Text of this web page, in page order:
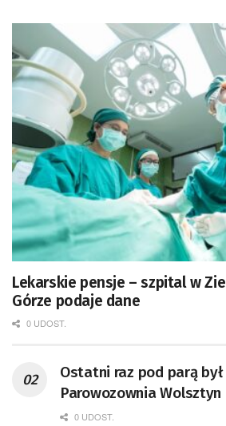
Lekarskie pensje – szpital w
Górze podaje dane
0 UDOST.
Ostatni raz pod parą był
Parowozownia Wolsztyn
remont unikatowego Tr5-
0 UDOST.